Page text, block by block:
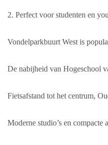
2. Perfect voor studenten en
Vondelparkbuurt West is
De nabijheid van Hogeschool
Fietsafstand tot het centrum,
Moderne studio’s en compacte